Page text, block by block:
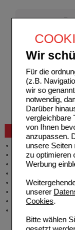
Wir
Für die
(z.B.
wir so
notwendig,
Darüber
vergleichbare
von Ihnen
anzupassen.
unsere Seiten
zu optimieren
Werbung
unserer
Cookies.
Bitte wählen
Beratung und Service
Allgemeine
Produktberatung
Meldung
Angebote &
Newsletter
Neukundenprämie